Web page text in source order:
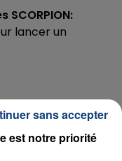
SCORPION:
lancer un
CONTACT
est notre priorité
sans accepter